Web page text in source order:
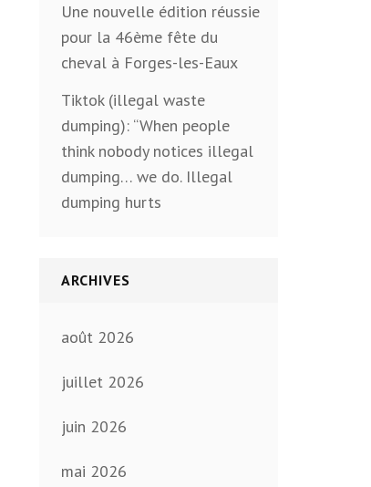
Une nouvelle édition réussie
pour la 46ème fête du
cheval à Forges-les-Eaux
Tiktok (illegal waste
dumping): “When people
think nobody notices illegal
dumping… we do. Illegal
dumping hurts
ARCHIVES
août 2026
juillet 2026
juin 2026
mai 2026